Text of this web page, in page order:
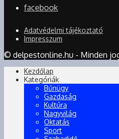
facebook
Adatvédelmi tájékoztató
Impresszum
© delpestonline.hu - Minden
Kezdőlap
Kategóriák
Bűnügy
Gazdaság
Kultúra
Nagyvilág
Oktatás
Sport